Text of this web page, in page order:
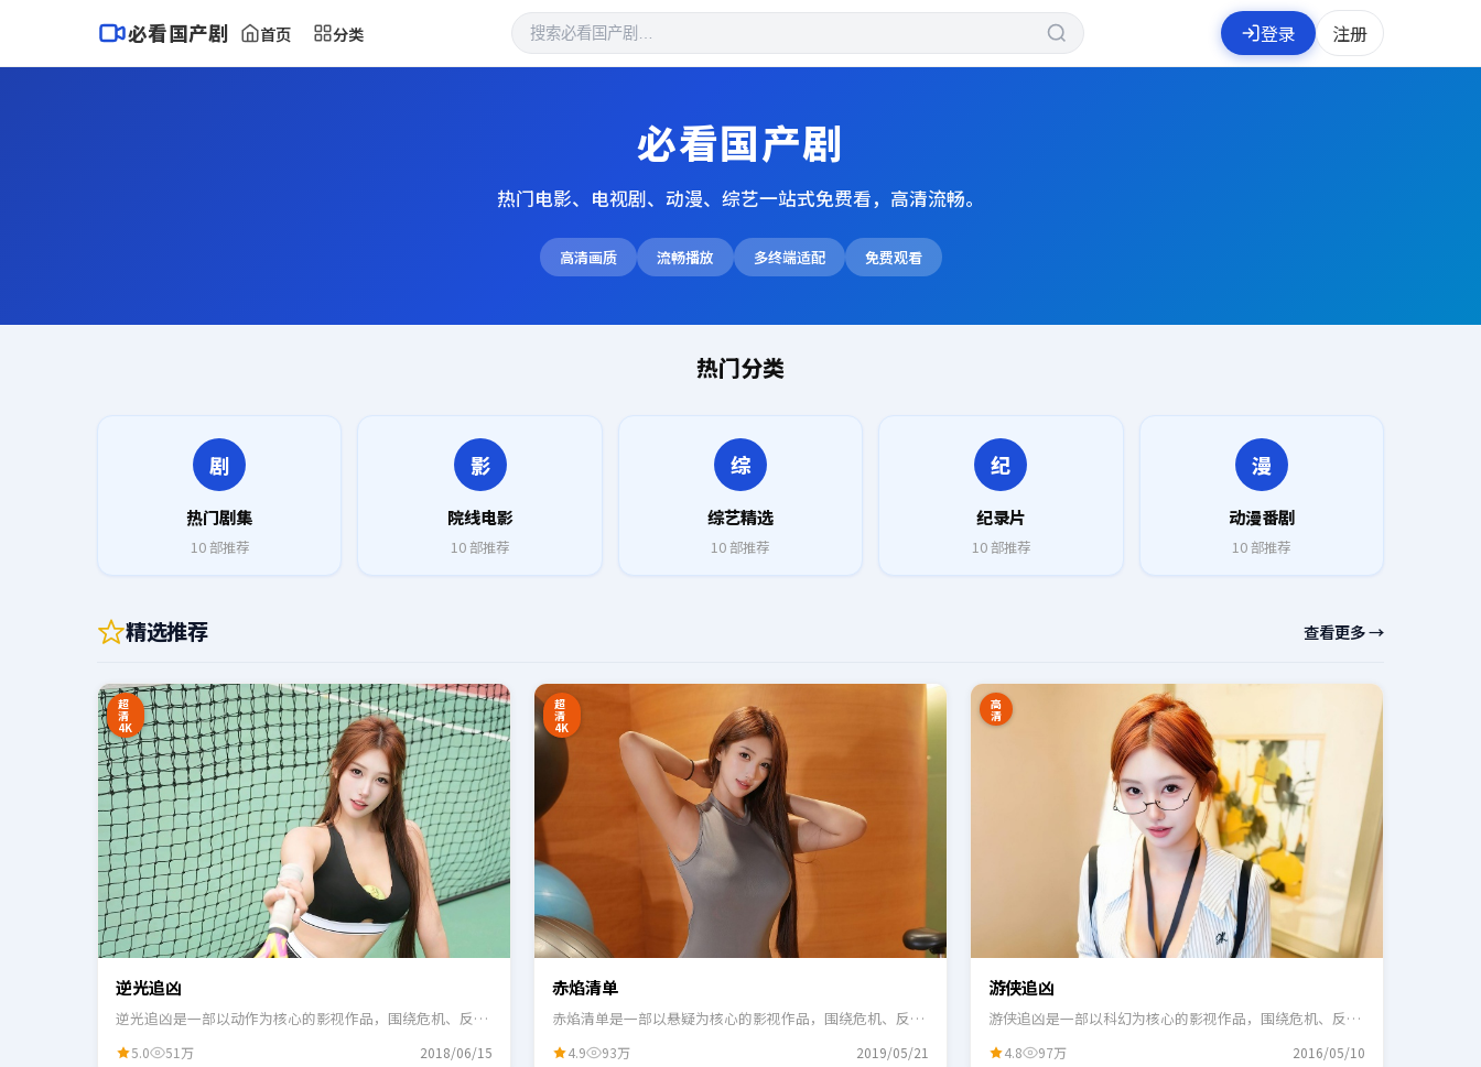
必看国产剧 首页 分类 登录 注册
必看国产剧
热门电影、电视剧、动漫、综艺一站式免费看，高清流畅。
高清画质 流畅播放 多终端适配 免费观看
热门分类
剧
热门剧集
10部推荐
影
院线电影
10部推荐
综
综艺精选
10部推荐
纪
纪录片
10部推荐
漫
动漫番剧
10部推荐
精选推荐 查看更多 →
超
清
4K
逆光追凶
逆光追凶是一部以动作为核心的影视作品，围绕危机、反转
5.0 51万 2018/06/15
超
清
4K
赤焰清单
赤焰清单是一部以悬疑为核心的影视作品，围绕危机、反转
4.9 93万 2019/05/21
高
清
游侠追凶
游侠追凶是一部以科幻为核心的影视作品，围绕危机、反转
4.8 97万 2016/05/10